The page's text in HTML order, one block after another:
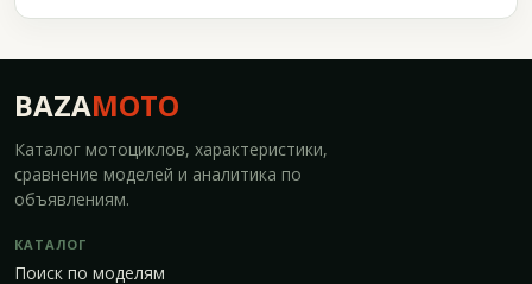
BAZAMOTO
Каталог мотоциклов, характеристики,
сравнение моделей и аналитика по
объявлениям.
КАТАЛОГ
Поиск по моделям